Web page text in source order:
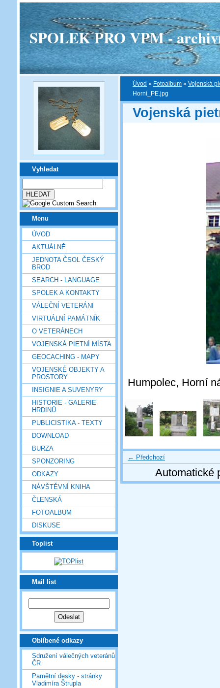
SPOLEK PRO VPM -
Vyhledat
Menu
ÚVOD
AKTUÁLNĚ
JEDNOTA ČSOL ČESKÝ
BROD
SEARCH - LANGUAGE
SPOLEK A KONTAKTY
VÁLEČNÍ VETERÁNI
VIRTUÁLNÍ PAMÁTNÍK
O VETERÁNECH
VOJENSKÁ PIETNÍ MÍSTA
GEOCACHING - MAPY
VOJENSKÉ OBJEKTY A
PROSTORY
INSIGNIE A SUVENYRY
HISTORIE - GALERIE
HRDINŮ
PUBLICISTIKA - TEXTY
DOWNLOAD
BURZA
SPONZORING
ODKAZY
NÁVŠTĚVNÍ KNIHA
ČLENSKÁ
FOTOALBUM
DISKUSE
Toplist
Mail list
Oblíbené odkazy
Sdružení válečných veteránů
ČR
Pamětní desky - stránky
Vladimíra Štrupla
Úvod » Fotoalbum » Vojenská
Horní_PE.jpg
Vojenská
Humpolec, Horní
← Předchozí
Automatické